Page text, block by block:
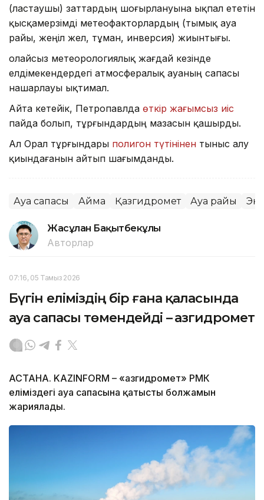
(ластаушы) заттардың шоғырлануына ықпал ететін
қысқамерзімді метеофакторлардың (тымық ауа
райы, жеңіл жел, тұман, инверсия) жиынтығы.
Қолайсыз метеорологиялық жағдай кезінде
елдімекендердегі атмосфералық ауаның сапасы
нашарлауы ықтимал.
Айта кетейік, Петропавлда өткір жағымсыз иіс
пайда болып, тұрғындардың мазасын қашырды.
Ал Орал тұрғындары полигон түтінінен тыныс алу
қиындағанын айтып шағымданды.
Ауа сапасы Аймақ Қазгидромет Ауа райы
Жасұлан Бақытбекұлы
Авторлар
07:16, 05 Тамыз 2026
Бүгін еліміздің бір ғана қаласында
ауа сапасы төмендейді – Қазгидромет
АСТАНА. KAZINFORM – «Қазгидромет» РМК
еліміздегі ауа сапасына қатысты болжамын
жариялады.